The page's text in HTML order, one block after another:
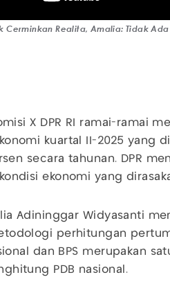
Cerminkan Realita, Amalia: Tidak
X DPR RI ramai-ramai
kuartal II-2025 yang
secara tahunan. DPR
ekonomi yang
Adininggar Widyasanti
perhitungan
dan BPS merupakan
PDB nasional.